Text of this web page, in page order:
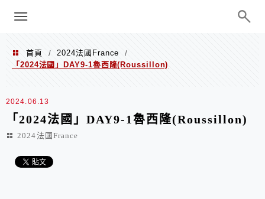
巧、世界走透透
menu
首頁 / 2024法國France
/
「2024法國」DAY9-1魯西隆(Roussillon)
2024.06.13
「2024法國」DAY9-1魯西隆(Roussillon)
2024法國France